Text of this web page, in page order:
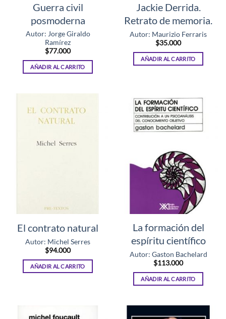
Guerra civil
posmoderna
Autor: Jorge Giraldo
Ramírez
$77.000
AÑADIR AL CARRITO
Jackie Derrida.
Retrato de memoria.
Autor: Maurizio Ferraris
$35.000
AÑADIR AL CARRITO
El contrato natural
Autor: Michel Serres
$94.000
AÑADIR AL CARRITO
La formación del
espíritu científico
Autor: Gaston Bachelard
$113.000
AÑADIR AL CARRITO